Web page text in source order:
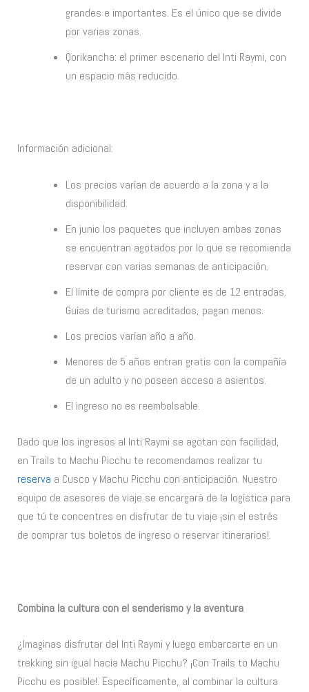
grandes e importantes. Es el único que se divide
por varias zonas.
Qorikancha: el primer escenario del Inti Raymi, con
un espacio más reducido.
Información adicional:
Los precios varían de acuerdo a la zona y a la
disponibilidad.
En junio los paquetes que incluyen ambas zonas
se encuentran agotados por lo que se recomienda
reservar con varias semanas de anticipación.
El límite de compra por cliente es de 12 entradas.
Guías de turismo acreditados, pagan menos.
Los precios varían año a año.
Menores de 5 años entran gratis con la compañía
de un adulto y no poseen acceso a asientos.
El ingreso no es reembolsable.
Dado que los ingresos al Inti Raymi se agotan con facilidad,
en Trails to Machu Picchu te recomendamos realizar tu
reserva a Cusco y Machu Picchu con anticipación. Nuestro
equipo de asesores de viaje se encargará de la logística para
que tú te concentres en disfrutar de tu viaje ¡sin el estrés
de comprar tus boletos de ingreso o reservar itinerarios!.
Combina la cultura con el senderismo y la aventura
¿Imaginas disfrutar del Inti Raymi y luego embarcarte en un
trekking sin igual hacia Machu Picchu? ¡Con Trails to Machu
Picchu es posible!. Específicamente, al combinar la cultura